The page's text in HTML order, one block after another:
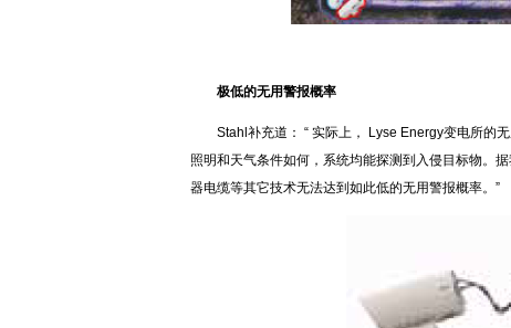
极低的无用警报概率
Stahl补充道： “ 实际上， Lyse Energy变电所的
照明和天气条件如何，系统均能探测到入侵目标物。
器电缆等其它技术无法达到如此低的无用警报概率。”